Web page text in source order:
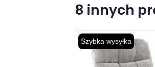
8 innych
Szybka wysyłka